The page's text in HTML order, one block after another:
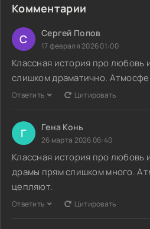
Комментарии
С Сергей Попов
17 февраля 2026 01:00
Классная история про любовь
слишком драматично.
Ответить Цитировать
Г Гена Конь
26 марта 2026 06:40
Классная история про любовь
драмы прям слишком много.
цепляют.
Ответить Цитировать